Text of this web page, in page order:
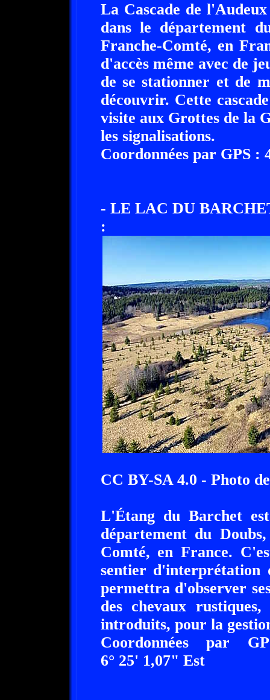
La Cascade de
dans le département
Franche-Comté, en
d'accès même avec de
de se stationner et de
découvrir. Cette
visite aux Grottes de la
les signalisations.
Coordonnées par GPS :
- LE LAC DU
:
CC BY-SA 4.0 - Photo
L'Étang du Barchet
département du
Comté, en France.
sentier
permettra d'observer
des chevaux
introduits, pour la
Coordonnées par
6° 25' 1,07" Est